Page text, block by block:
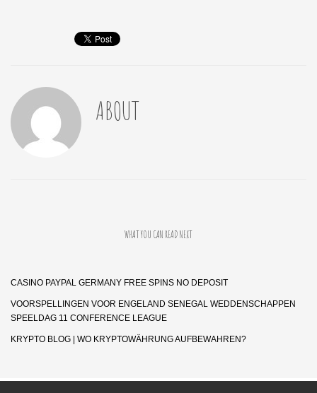
ABOUT
WHAT YOU CAN READ NEXT
CASINO PAYPAL GERMANY FREE SPINS NO DEPOSIT
VOORSPELLINGEN VOOR ENGELAND SENEGAL WEDDENSCHAPPEN
SPEELDAG 11 CONFERENCE LEAGUE
KRYPTO BLOG | WO KRYPTOWÄHRUNG AUFBEWAHREN?